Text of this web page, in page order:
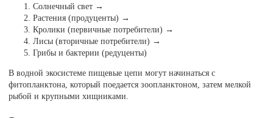
Солнечный свет →
Растения (продуценты) →
Кролики (первичные потребители) →
Лисы (вторичные потребители) →
Грибы и бактерии (редуценты)
В водной экосистеме пищевые цепи могут начинаться с
фитопланктона, который поедается зоопланктоном, затем мелкой
рыбой и крупными хищниками.